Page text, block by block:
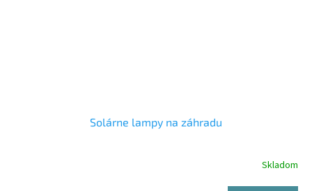
Solárne lampy na záhradu
Skladom